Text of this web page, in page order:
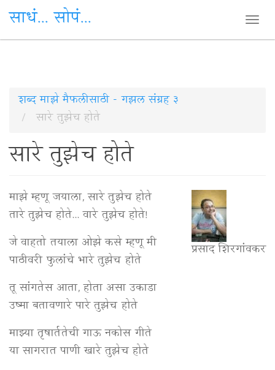
Skip
content
साधं... सोपं...
शब्द माझे मैफलीसाठी - गझल संग्रह ३
सारे तुझेच होते
सारे तुझेच होते
प्रसाद शिरगांवकर
माझे म्हणू जयाला, सारे तुझेच होते
तारे तुझेच होते... वारे तुझेच होते!
जे वाहतो तयाला ओझे कसे म्हणू मी
पाठीवरी फुलांचे भारे तुझेच होते
तू सांगतेस आता, होता असा उकाडा
उष्मा बतावणारे पारे तुझेच होते
माझ्या तृषार्ततेची गाऊ नकोस गीते
या सागरात पाणी खारे तुझेच होते